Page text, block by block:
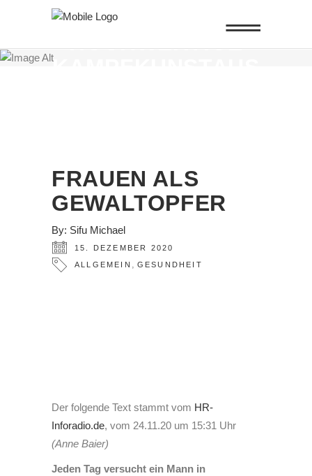
ALTEN KÜNSTE -
HOCHWERTIGE
KAMPFKUNSTAUS
FRAUEN ALS
GEWALTOPFER
By: Sifu Michael
15. DEZEMBER 2020
ALLGEMEIN , GESUNDHEIT
Der folgende Text stammt vom HR-
Inforadio.de, vom 24.11.20 um 15:31 Uhr
(Anne Baier)
Jeden Tag versucht ein Mann in